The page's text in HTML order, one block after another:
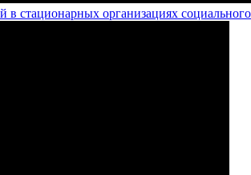
в стационарных организациях